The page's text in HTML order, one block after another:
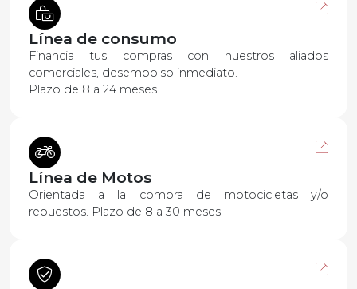
Línea de consumo
Financia tus compras con nuestros aliados
comerciales, desembolso inmediato.
Plazo de 8 a 24 meses
Línea de Motos
Orientada a la compra de motocicletas y/o
repuestos. Plazo de 8 a 30 meses